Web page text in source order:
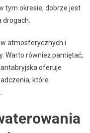
tym okresie, dobrze jest
atmosferycznych i
Warto również pamiętać,
oferuje
które